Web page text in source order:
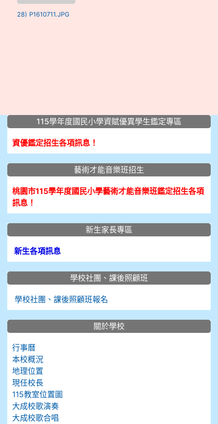
28) P1610711.JPG
::: 115學年度國民小學資賦優異學生鑑定專區
資優鑑定招生各項訊息！
藝術才能音樂班招生
桃園市115學年度國民小學藝術才能音樂班鑑定招生各項
訊息！
新生家長專區
新生各項訊息
學校社團、課後照顧班
學校社團、課後照顧班報名
關於學校
行事曆
本校概況
地理位置
現任校長
115教室位置圖
大成校歌演奏
大成校歌合唱